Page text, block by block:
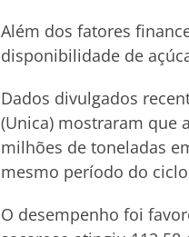
Além dos fatores
disponibilidade de
Dados divulgados
(Unica) mostraram que
milhões de toneladas
mesmo período do
O desempenho foi